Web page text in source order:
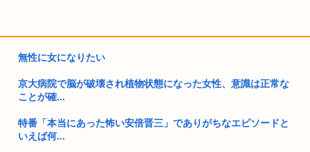
無性に女になりたい
京大病院で脳が破壊され植物状態になった女性、意識は正常な
ことが確...
特番「本当にあった怖い安倍晋三」でありがちなエピソードと
いえば何...